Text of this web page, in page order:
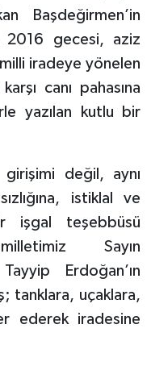
Başdeğirmen’in
2016 gecesi, aziz
iradeye yönelen
canı pahasına
yazılan kutlu bir
değil, aynı
istiklal ve
işgal teşebbüsü
Sayın
Erdoğan’ın
tanklara, uçaklara,
ederek iradesine